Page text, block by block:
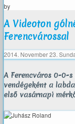
by
A Videoton
Ferencvárossal
2014. November 23.
A Ferencváros 0-0-
vendégeként a
első vasárnapi